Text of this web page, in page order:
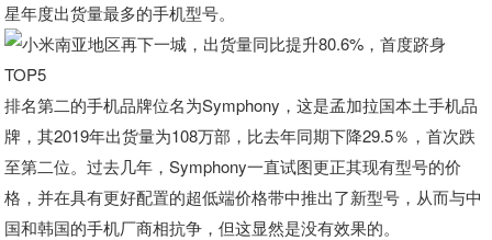
星年度出货量最多的手机型号。
排名第二的手机品牌位名为Symphony，这是孟加拉国本土手机品
牌，其2019年出货量为108万部，比去年同期下降29.5％，首次跌
至第二位。过去几年，Symphony一直试图更正其现有型号的价
格，并在具有更好配置的超低端价格带中推出了新型号，从而与中
国和韩国的手机厂商相抗争，但这显然是没有效果的。